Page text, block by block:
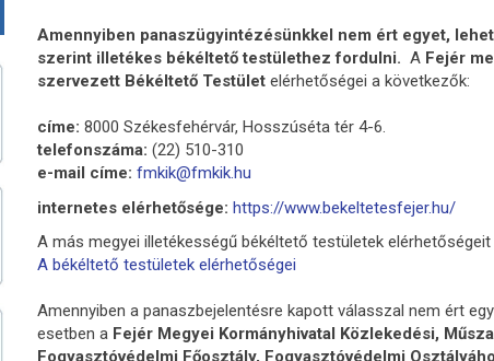
Amennyiben panaszügyintézésünkkel nem ért egyet,
szerint illetékes békéltető testülethez fordulni. A Fejér
szervezett Békéltető Testület elérhetőségei a következők:
címe: 8000 Székesfehérvár, Hosszúséta tér 4-6.
telefonszáma: (22) 510-310
e-mail címe: fmkik@fmkik.hu
internetes elérhetősége: https://www.bekeltetesfejer.hu/
A más megyei illetékességű békéltető testületek
A békéltető testületek elérhetőségei
Amennyiben a panaszbejelentésre kapott válasszal nem ért
esetben a Fejér Megyei Kormányhivatal Közlekedési,
Fogyasztóvédelmi Főosztály, Fogyasztóvédelmi